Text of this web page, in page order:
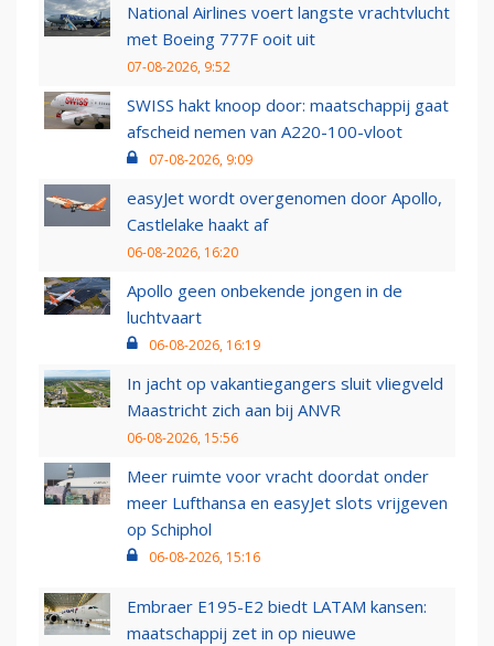
National Airlines voert langste vrachtvlucht
met Boeing 777F ooit uit
07-08-2026, 9:52
SWISS hakt knoop door: maatschappij gaat
afscheid nemen van A220-100-vloot
07-08-2026, 9:09
easyJet wordt overgenomen door Apollo,
Castlelake haakt af
06-08-2026, 16:20
Apollo geen onbekende jongen in de
luchtvaart
06-08-2026, 16:19
In jacht op vakantiegangers sluit vliegveld
Maastricht zich aan bij ANVR
06-08-2026, 15:56
Meer ruimte voor vracht doordat onder
meer Lufthansa en easyJet slots vrijgeven
op Schiphol
06-08-2026, 15:16
Embraer E195-E2 biedt LATAM kansen:
maatschappij zet in op nieuwe